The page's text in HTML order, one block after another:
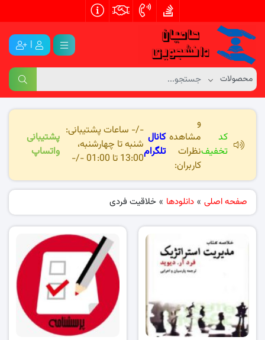
|
کد
تخفیف
و
مشاهده
نظرات
کاربران:
کانال
تلگرام
-/- ساعات پشتیبانی:
شنبه تا چهارشنبه،
13:00 تا 01:00 -/-
پشتیبانی
واتساپ
صفحه اصلی » دانلودها » خلاقیت فردی